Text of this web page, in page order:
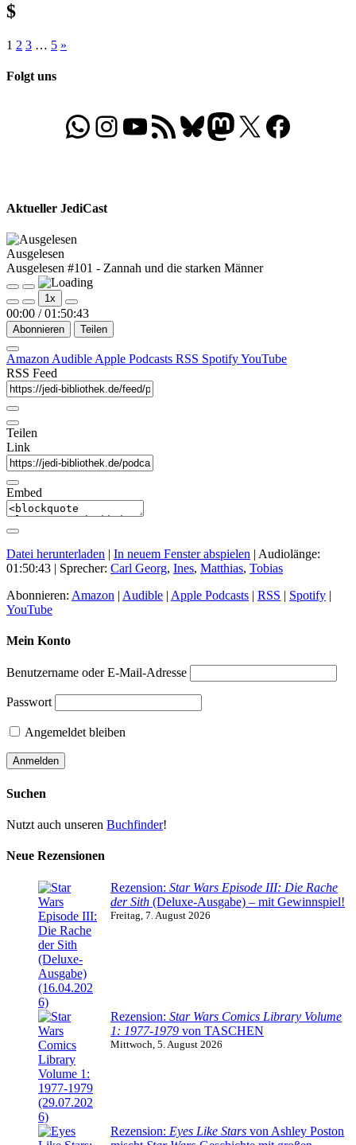
$
Seitennummerierung
der
1 2 3 … 5 Nächste
»
Folgt uns
WhatsApp
Folgt uns auf Instagram
Besucht unseren YouTube-Kanal
RSS-FeedBluesky
Folgt uns auf Mastodon
X Folgt uns auf
Aktueller JediCast
Ausgelesen
Ausgelesen #101 - Zannah und die starken Männer
Play
Episode
Pause
Episode
1x
00:00 / 01:50:43
Abonnieren Teilen
Amazon Audible Apple Podcasts RSS SpotifyYouTube
RSS Feed
Teilen
Link
Embed
Datei herunterladen | In neuem Fenster abspielen | Audiolänge:
01:50:43 | Sprecher: Carl Georg, Ines, Matthias, Tobias
Abonnieren: Amazon | Audible | Apple Podcasts | RSS | Spotify |
YouTube
Mein Konto
Benutzername oder E-Mail-Adresse
Passwort
Angemeldet bleiben
Suchen
Nutzt auch unseren Buchfinder!
Neue Rezensionen
Rezension: Star Wars Episode III: Die Rache
der Sith (Deluxe-Ausgabe) – mit Gewinnspiel!
Freitag, 7. August 2026
Rezension: Star Wars Comics Library Volume
1: 1977-1979 von TASCHEN
Mittwoch, 5. August 2026
Rezension: Eyes Like Stars von Ashley Poston